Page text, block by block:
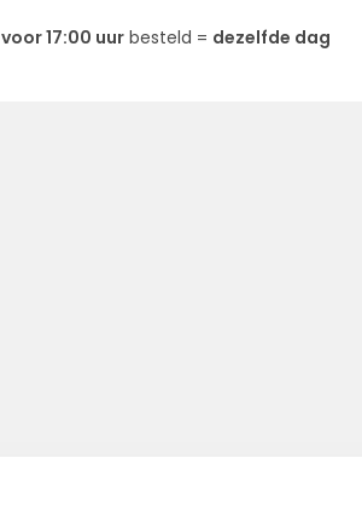
voor 17:00 uurbesteld = dezelfde dag